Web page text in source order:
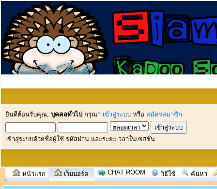
ยินดีต้อนรับคุณ, บุคคลทั่วไป กรุณา เข้าสู่ระบบ หรือ สมัครสมาชิก
เข้าสู่ระบบด้วยชื่อผู้ใช้ รหัสผ่าน และระยะเวลาในเซสชั่น
หน้าแรก เว็บบอร์ด CHAT ROOM วิธีใช้ ค้นหา